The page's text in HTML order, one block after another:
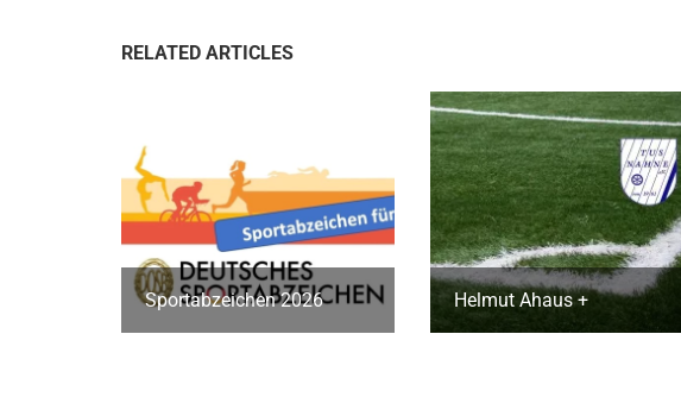
RELATED ARTICLES
Sportabzeichen 2026 Helmut Ahaus +